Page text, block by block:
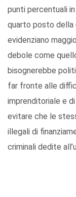
punti percentuali
quarto posto della
evidenziano
debole come
bisognerebbe
far fronte alle
imprenditoriale e
evitare che le
illegali di
criminali dedite